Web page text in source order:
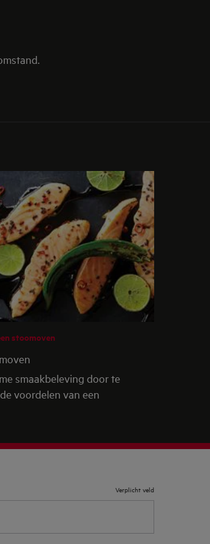
stoomoven
smaakbeleving door te
voordelen van een
Verplicht veld